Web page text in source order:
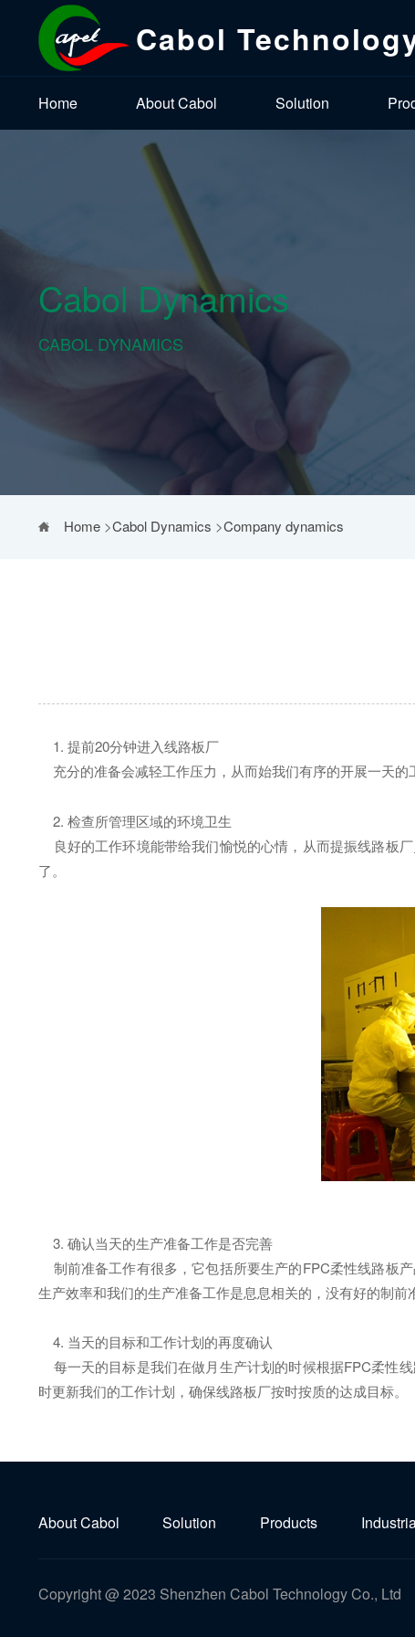
Cabol
Home About Cabol Solution
Cabol Dynamics
CABOL DYNAMICS
Home>Cabol Dynamics >Company dynamics
1. 提前20分钟进入线路板厂
充分的准备会减轻工作压力，从而始我们有序的开展一天
2. 检查所管理区域的环境卫生
良好的工作环境能带给我们愉悦的心情，从而提振线路板
了。
3. 确认当天的生产准备工作是否完善
制前准备工作有很多，它包括所要生产的FPC柔性线路板
生产效率和我们的生产准备工作是息息相关的，没有好的制前
4. 当天的目标和工作计划的再度确认
每一天的目标是我们在做月生产计划的时候根据FPC柔性
时更新我们的工作计划，确保线路板厂按时按质的达成目标。
About Cabol Solution Products
Copyright @ 2023 Shenzhen Cabol Technology Co., Ltd